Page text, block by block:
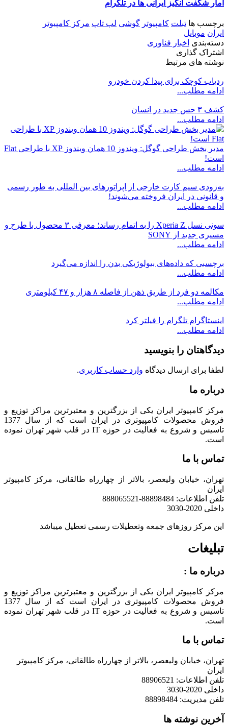
آمار شگفت انگیز ایرانی ها در تلگرام
برچسب ها تبلت کامپیوتر گوشی لپ تاپ مرکز کامپیوتر
ایران موبایل
دسته‌بندی اخبار فناوری
اشتراک گذاری
نوشته های مرتبط
ردیاب کوچک برای پیدا کردن خودرو
ادامه مطلب...
کشف ۳ حس جدید در انسان
ادامه مطلب...
مدیر بخش طراحی گوگل: ویندوز 10 همان ویندوز XP با طراحی Flat
است!
ادامه مطلب...
به‌زودی سیم کارت خارجی از اپراتورهای بین المللی به طور رسمی
و قانونی در ایران فروخته می‌شوند!
ادامه مطلب...
سونی نسل Xperia Z را به اتمام رساند؛ معرفی ۳ محصول با طرح و
مسیری جدید از SONY
ادامه مطلب...
برچسبی که داده‌های بیولوژیکی بدن را اندازه می‌گیرد
ادامه مطلب...
مکالمه دو فرد از طریق ذهن از فاصله ۸ هزار و ۴۷ کیلومتری
ادامه مطلب...
اینستاگرام تلگرام را فیلتر کرد
ادامه مطلب...
دیدگاهتان را بنویسید
لطفا برای ارسال دیدگاه وارد حساب کاربری.
درباره ما
مرکز کامپیوتر ایران یکی از بزرگترین و معتبرترین مراکز توزیع و
فروش محصولات کامپیوتری در ایران است که از سال 1377
تاسیس و شروع به فعالیت در حوزه IT در قلب شهر تهران نموده
است.
تماس با ما
تهران، خیابان ولیعصر، بالاتر از چهارراه طالقانی، مرکز کامپیوتر
ایران
تلفن اطلاعات: 88898484-888065521
داخلی 2020-3030
این مرکز روزهای جمعه وتعطیلات رسمی تعطیل میباشد
تبلیغات
درباره ما :
مرکز کامپیوتر ایران یکی از بزرگترین و معتبرترین مراکز توزیع و
فروش محصولات کامپیوتری در ایران است که از سال 1377
تاسیس و شروع به فعالیت در حوزه IT در قلب شهر تهران نموده
است.
تماس با ما
تهران، خیابان ولیعصر، بالاتر از چهارراه طالقانی، مرکز کامپیوتر
ایران
تلفن اطلاعات: 88906521
داخلی 2020-3030
تلفن مدیریت: 88898484
آخرین نوشته ها